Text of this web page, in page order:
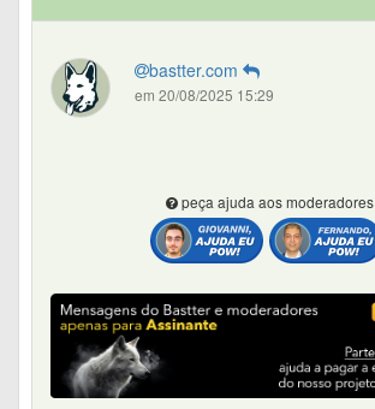
bastter.com
em 20/08/2025 15:29
peça ajuda aos moderadores